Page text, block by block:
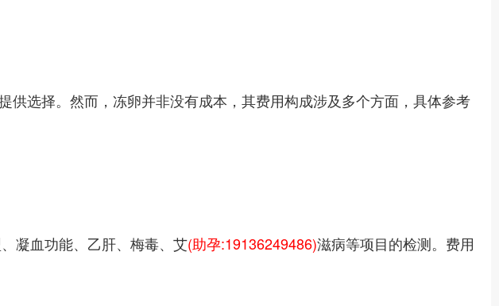
选择。然而，冻卵并非没有成本，其费用构成涉及多个方面，具体参考
凝血功能、乙肝、梅毒、艾(助孕:19136249486)滋病等项目的检测。费用